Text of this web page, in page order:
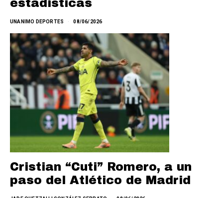
estadísticas
UNANIMO DEPORTES 08/06/2026
Cristian “Cuti” Romero, a un
paso del Atlético de Madrid